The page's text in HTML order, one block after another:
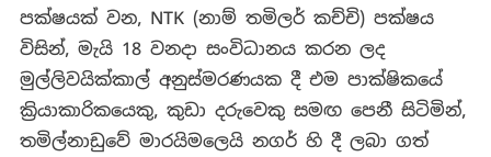
පක්ෂයක් වන, NTK (නාම් තමිලර් කච්චි) පක්ෂය
විසින්, මැයි 18 වනදා සංවිධානය කරන ලද
මුල්ලිවයික්කාල් අනුස්මරණයක දී එම පාක්ෂිකයේ
ක්‍රියාකාරිකයෙකු, කුඩා දරුවෙකු සමඟ පෙනී සිටිමින්,
තමිල්නාඩුවේ මාරයිමලෙයි නගර් හි දී ලබා ගත්